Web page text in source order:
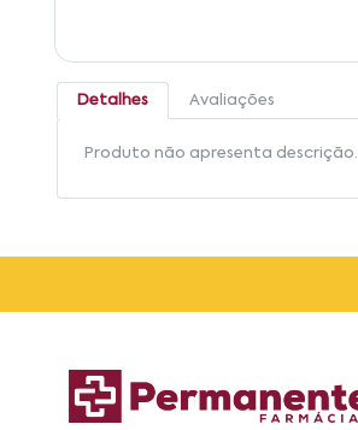
Detalhes Avaliações
Produto não apresenta descrição.